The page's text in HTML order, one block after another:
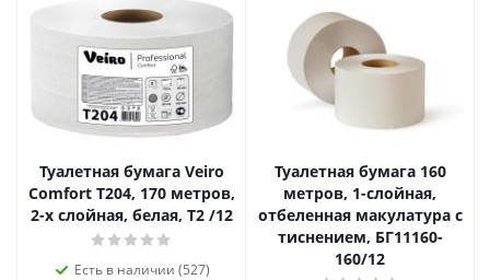
Туалетная бумага Veiro
Comfort Т204, 170 метров,
2-х слойная, белая, Т2 /12
Есть в наличии (527)
Туалетная бумага 160
метров, 1-слойная,
отбеленная макулатура с
тиснением, БГ11160-
160/12